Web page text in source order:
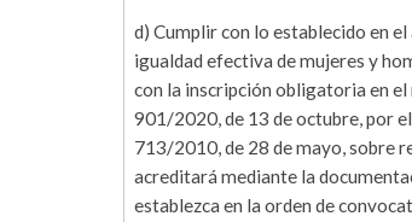
d) Cumplir con lo establecido en
igualdad efectiva de mujeres y
con la inscripción obligatoria en
901/2020, de 13 de octubre, por
713/2010, de 28 de mayo, sobre
acreditará mediante la
establezca en la orden de